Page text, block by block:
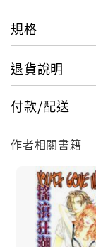
規格
退貨說明
付款/配送
作者相關書籍